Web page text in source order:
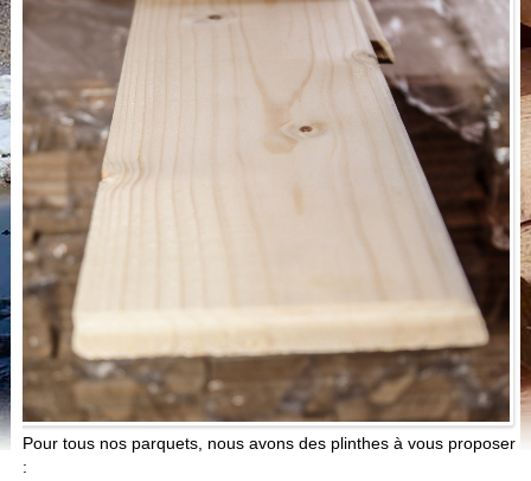
Pour tous nos parquets, nous avons des plinthes à vous proposer
: